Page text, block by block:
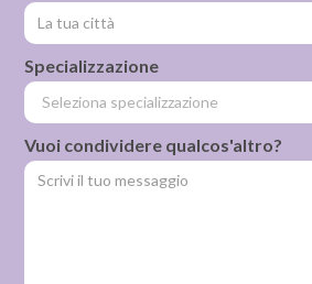
Specializzazione
Vuoi condividere qualcos'altro?